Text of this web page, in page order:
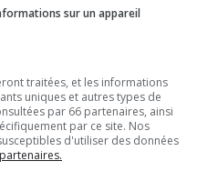
sur un appareil
traitées, et les informations
uniques et autres types de
par 66 partenaires, ainsi
par ce site. Nos
d'utiliser des données